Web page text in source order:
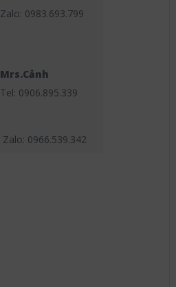
Zalo: 0983.693.799
Mrs.Cảnh
Tel: 0906.895.339
Zalo: 0966.539.342